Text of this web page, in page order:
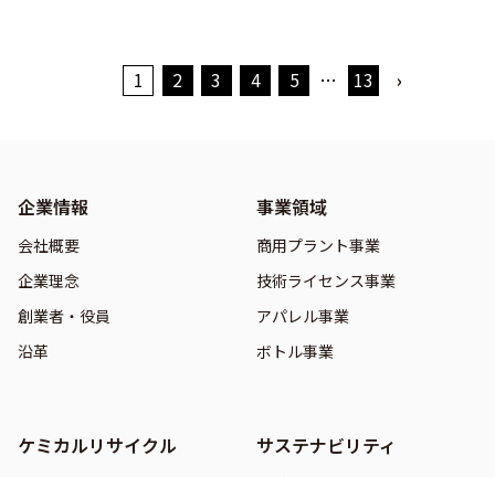
1 2 3 4 5 … 13 ›
企業情報
会社概要
企業理念
創業者・役員
沿革
事業領域
商用プラント事業
技術ライセンス事業
アパレル事業
ボトル事業
ケミカルリサイクル サステナビリティ